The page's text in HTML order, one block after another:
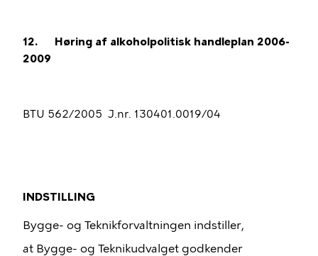
12.
Høring af alkoholpolitisk handleplan 2006-
2009
BTU 562/2005 J.nr. 130401.0019/04
INDSTILLING
Bygge- og Teknikforvaltningen indstiller,
at Bygge- og Teknikudvalget godkender